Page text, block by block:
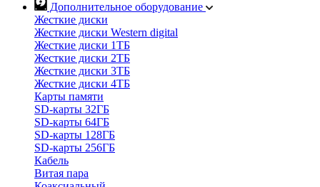
Дополнительное оборудование
Жесткие диски
Жесткие диски Western digital
Жесткие диски 1ТБ
Жесткие диски 2ТБ
Жесткие диски 3ТБ
Жесткие диски 4ТБ
Карты памяти
SD-карты 32ГБ
SD-карты 64ГБ
SD-карты 128ГБ
SD-карты 256ГБ
Кабель
Витая пара